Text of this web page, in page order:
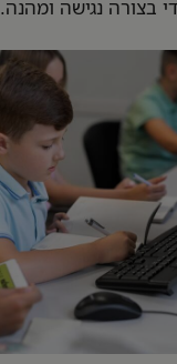
בצורה נגישה ומהנה.